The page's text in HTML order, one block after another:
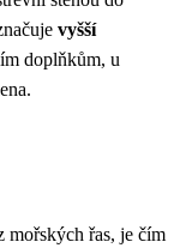
vyšší
doplňkům, u
řas, je čím